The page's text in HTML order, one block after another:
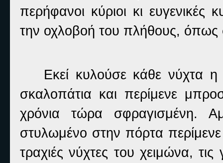
περήφανοι κύριοι κι
την οχλοβοή του πλήθους, όπως
Εκεί κυλούσε κάθε νύχτα η
σκαλοπάτια και περίμενε
χρόνια τώρα σφραγισμένη.
στυλωμένο στην πόρτα περίμενε
τραχιές νύχτες του χειμώνα,